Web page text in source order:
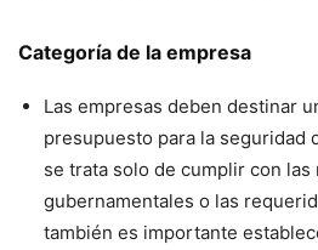
Categoría de la empresa
Las empresas deben destinar
presupuesto para la seguridad
se trata solo de cumplir con las
gubernamentales o las
también es importante